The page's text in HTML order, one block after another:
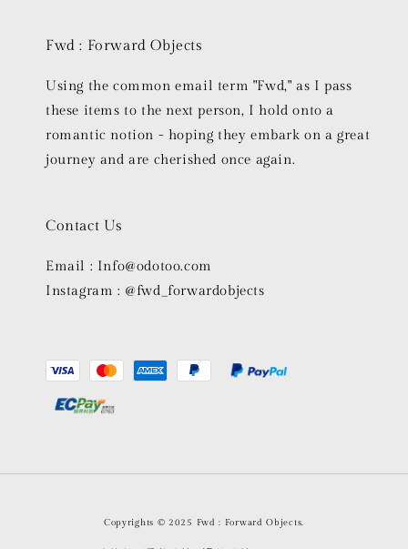
Fwd : Forward Objects
Using the common email term "Fwd," as I pass
these items to the next person, I hold onto a
romantic notion - hoping they embark on a great
journey and are cherished once again.
Contact Us
Email : Info@odotoo.com
Instagram : @fwd_forwardobjects
Copyrights © 2025 Fwd : Forward Objects.